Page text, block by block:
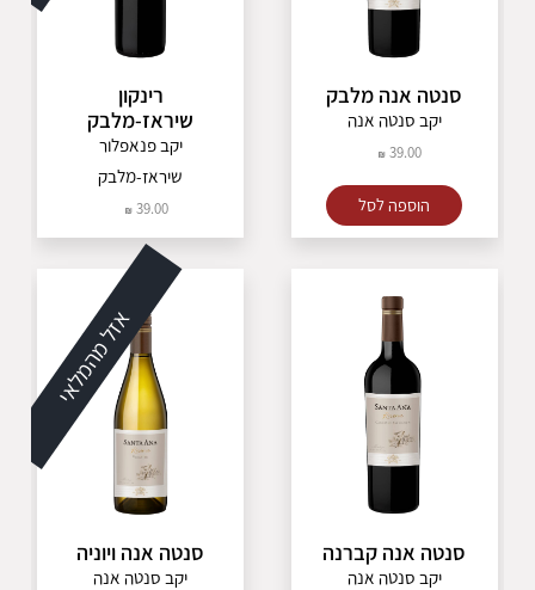
סנטה אנה מלבק
יקב סנטה אנה
39.00
הוספה לסל
רינקון
שיראז-מלבק
יקב פנאפלור
שיראז-מלבק
39.00
סנטה אנה קברנה
יקב סנטה אנה
אזל מהמלאי
סנטה אנה ויוניה
יקב סנטה אנה